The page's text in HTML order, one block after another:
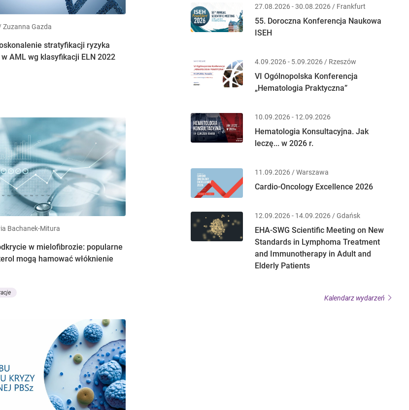
Zuzanna Gazda
stratyfikacji ryzyka
AML wg klasyfikacji ELN 2022
Bachanek-Mitura
w mielofibrozie: popularne
mogą hamować włóknienie
27.08.2026 - 30.08.2026 / Frankfurt
55. Doroczna Konferencja Naukowa
ISEH
4.09.2026 - 5.09.2026 / Rzeszów
VI Ogólnopolska Konferencja
„Hematologia Praktyczna”
10.09.2026 - 12.09.2026
Hematologia Konsultacyjna. Jak
leczę... w 2026 r.
11.09.2026 / Warszawa
Cardio-Oncology Excellence 2026
12.09.2026 - 14.09.2026 / Gdańsk
EHA-SWG Scientific Meeting on New
Standards in Lymphoma Treatment
and Immunotherapy in Adult and
Elderly Patients
Kalendarz wydarzeń